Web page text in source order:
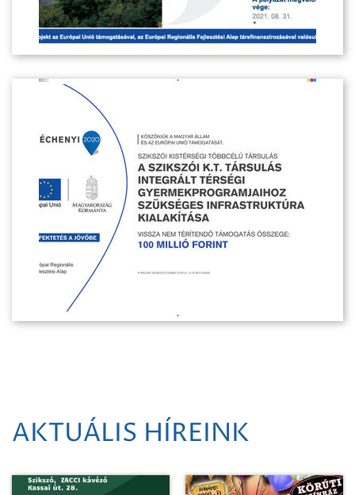
AKTUÁLIS HÍREINK